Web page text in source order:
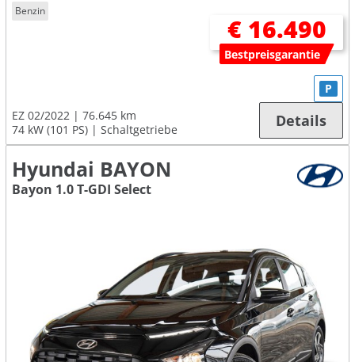
Benzin
€ 16.490
Bestpreisgarantie
EZ 02/2022
76.645 km
74 kW (101 PS)
Schaltgetriebe
P
Details
Hyundai BAYON
Bayon 1.0 T-GDI Select